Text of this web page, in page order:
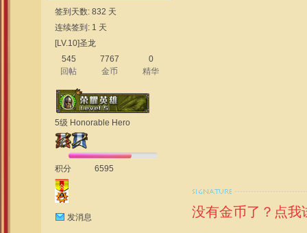
签到天数: 832 天
连续签到: 1 天
[LV.10]圣龙
545
回帖
7767
金币
0
精华
5级 Honorable Hero
积分 6595
发消息 没有金币了？点我